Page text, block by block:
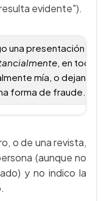
evidente").
una presentación
, en todo
mía, o dejando
forma de fraude.
o de una revista,
(aunque no
y no indico la